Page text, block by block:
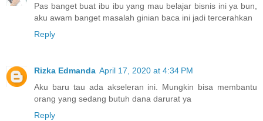
Pas banget buat ibu ibu yang mau belajar bisnis ini ya bun,
aku awam banget masalah ginian baca ini jadi tercerahkan
Reply
Rizka Edmanda April 17, 2020 at 4:34 PM
Aku baru tau ada akseleran ini. Mungkin bisa membantu
orang yang sedang butuh dana darurat ya
Reply